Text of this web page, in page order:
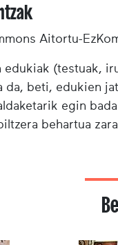
Aitortu-
edukiak (testuak,
beti, edukien
egin
behartua